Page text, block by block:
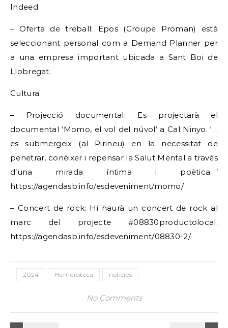
Indeed.
– Oferta de treball: Epos (Groupe Proman) està
seleccionant personal com a Demand Planner per
a una empresa important ubicada a Sant Boi de
Llobregat.
Cultura
– Projecció documental: Es projectarà el
documental ‘Momo, el vol del núvol’ a Cal Ninyo. ‘…
es submergeix (al Pirineu) en la necessitat de
penetrar, conèixer i repensar la Salut Mental a través
d’una mirada íntima i poètica…’
https://agendasb.info/esdeveniment/momo/
– Concert de rock: Hi haurà un concert de rock al
marc del projecte #08830productolocal.
https://agendasb.info/esdeveniment/08830-2/
2024 Hemeroteca notícies
No Comments